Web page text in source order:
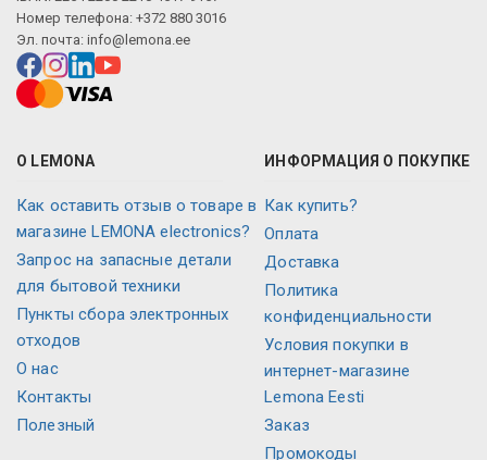
Номер телефона: +372 880 3016
Эл. почта: info@lemona.ee
О LEMONA
Как оставить отзыв о товаре в
магазине LEMONA electronics?
Запрос на запасные детали
для бытовой техники
Пункты сбора электронных
отходов
О нас
Контакты
Полезный
ИНФОРМАЦИЯ О ПОКУПКЕ
Как купить?
Оплата
Доставка
Политика
конфиденциальности
Условия покупки в
интернет-магазине
Lemona Eesti
Заказ
Промокоды